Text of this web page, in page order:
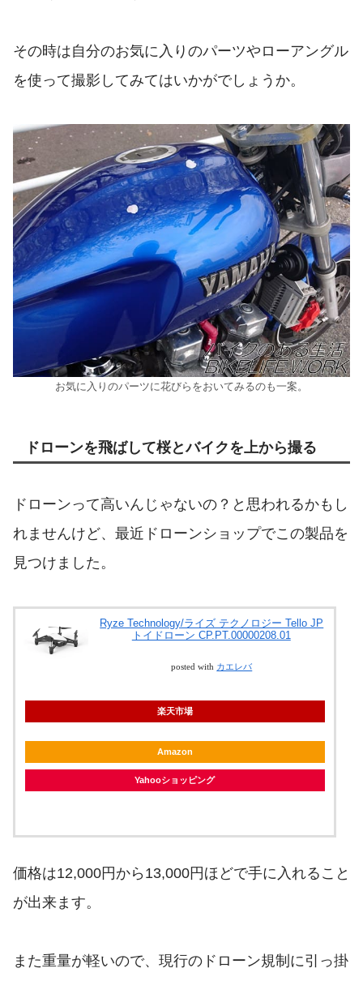
その時は自分のお気に入りのパーツやローアングル
を使って撮影してみてはいかがでしょうか。
お気に入りのパーツに花びらをおいてみるのも一案。
ドローンを飛ばして桜とバイクを上から撮る
ドローンって高いんじゃないの？と思われるかもし
れませんけど、最近ドローンショップでこの製品を
見つけました。
Ryze Technology/ライズ テクノロジー Tello JP
トイドローン CP.PT.00000208.01
posted with カエレバ
楽天市場
Amazon
Yahooショッピング
価格は12,000円から13,000円ほどで手に入れること
が出来ます。
また重量が軽いので、現行のドローン規制に引っ掛